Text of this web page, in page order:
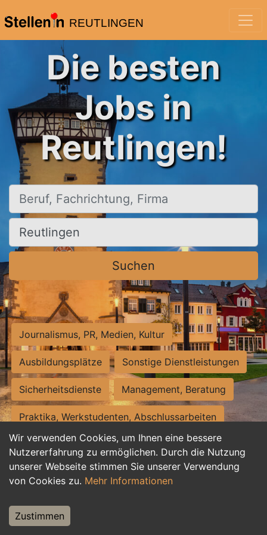
REUTLINGEN
Wir verwenden Cookies, um Ihnen eine bessere
Nutzererfahrung zu ermöglichen. Durch die Nutzung
unserer Webseite stimmen Sie unserer Verwendung
von Cookies zu. Mehr Informationen
Zustimmen
Die besten
Jobs in
Reutlingen!
Beruf, Fachrichtung, Firma
Ort, Stadt
Suchen
Journalismus, PR, Medien, Kultur
Ausbildungsplätze Sonstige Dienstleistungen
Sicherheitsdienste Management, Beratung
Praktika, Werkstudenten, Abschlussarbeiten
Personalwesen Assistenz, Sekretariat
Hilfskräfte, Aushilfs- und Nebenjobs
Weiterbildung, Studium, duale Ausbildung